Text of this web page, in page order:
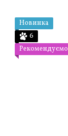
Новинка
6
Рекомендуємо